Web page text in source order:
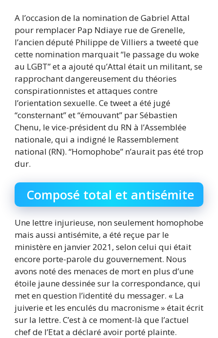
A l’occasion de la nomination de Gabriel Attal
pour remplacer Pap Ndiaye rue de Grenelle,
l’ancien député Philippe de Villiers a tweeté que
cette nomination marquait “le passage du woke
au LGBT” et a ajouté qu’Attal était un militant, se
rapprochant dangereusement du théories
conspirationnistes et attaques contre
l’orientation sexuelle. Ce tweet a été jugé
“consternant” et “émouvant” par Sébastien
Chenu, le vice-président du RN à l’Assemblée
nationale, qui a indigné le Rassemblement
national (RN). “Homophobe” n’aurait pas été trop
dur.
Composé total et antisémite
Une lettre injurieuse, non seulement homophobe
mais aussi antisémite, a été reçue par le
ministère en janvier 2021, selon celui qui était
encore porte-parole du gouvernement. Nous
avons noté des menaces de mort en plus d’une
étoile jaune dessinée sur la correspondance, qui
met en question l’identité du messager. « La
juiverie et les enculés du macronisme » était écrit
sur la lettre. C’est à ce moment-là que l’actuel
chef de l’Etat a déclaré avoir porté plainte.